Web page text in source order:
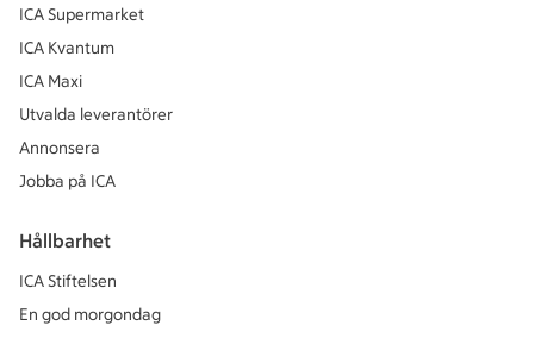
ICA Supermarket
ICA Kvantum
ICA Maxi
Utvalda leverantörer
Annonsera
Jobba på ICA
Hållbarhet
ICA Stiftelsen
En god morgondag